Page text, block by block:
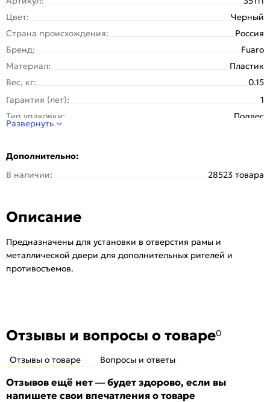
Цвет:
Черный
Страна происхождения:
Россия
Бренд:
Fuaro
Материал:
Пластик
Вес, кг:
0.15
Гарантия (лет):
1
Тип упаковки:
Подвес
Количество шт. в упаковке:
100
Развернуть
Дополнительно:
В наличии:
28523 товара
Описание
Предназначены для установки в отверстия рамы и
металлической двери для дополнительных ригелей и
противосъемов.
Отзывы и вопросы о товаре0
Отзывы о товаре Вопросы и ответы
Отзывов ещё нет — будет здорово, если вы
напишете свои впечатления о товаре